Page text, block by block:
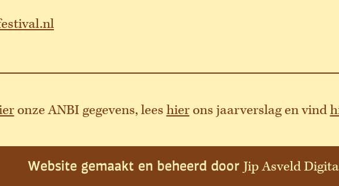
onze ANBI gegevens, lees hierons jaarverslag en vind
Website gemaakt en beheerd door Jip Asveld